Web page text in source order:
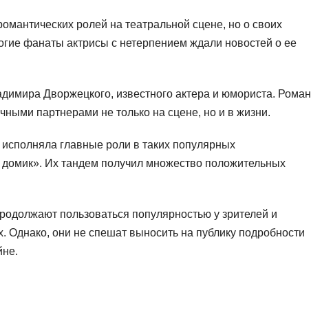
ролей на театральной сцене, но о своих
фанаты актрисы с нетерпением ждали новостей о ее
Дворжецкого, известного актера и юмориста. Роман
партнерами не только на сцене, но и в жизни.
главные роли в таких популярных
Их тандем получил множество положительных
пользоваться популярностью у зрителей и
Однако, они не спешат выносить на публику подробности